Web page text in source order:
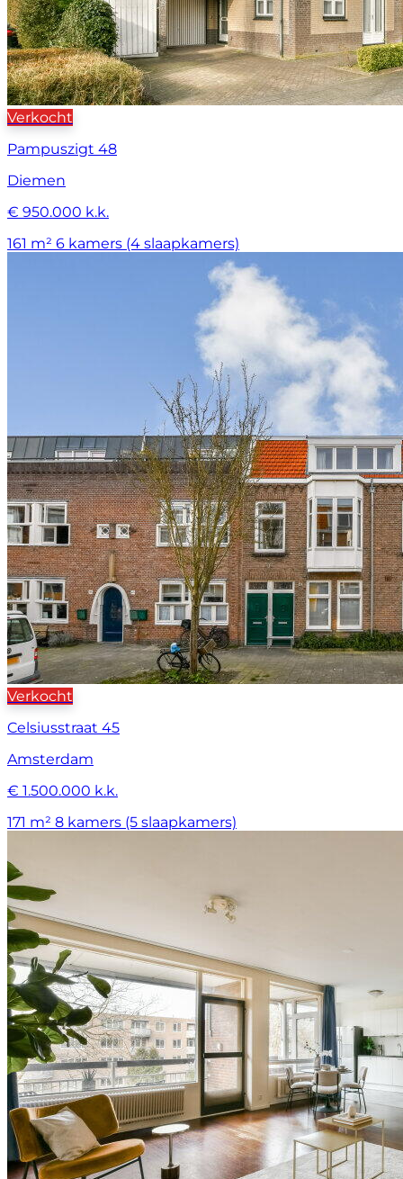
Verkocht
Pampuszigt 48
Diemen
€ 950.000 k.k.
161 m² 6 kamers (4 slaapkamers)
Verkocht
Celsiusstraat 45
Amsterdam
€ 1.500.000 k.k.
171 m² 8 kamers (5 slaapkamers)